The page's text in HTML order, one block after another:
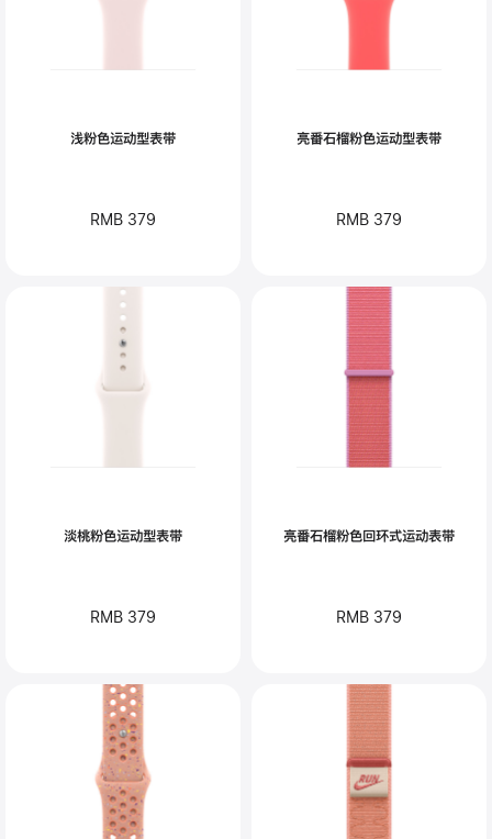
浅粉色运动型表带
RMB 379
亮番石榴粉色运动型表带
RMB 379
淡桃粉色运动型表带
RMB 379
亮番石榴粉色回环式运动表带
RMB 379